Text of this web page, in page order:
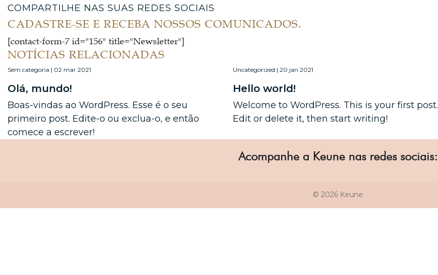
COMPARTILHE NAS SUAS REDES SOCIAIS
CADASTRE-SE E RECEBA NOSSOS COMUNICADOS.
[contact-form-7 id="156" title="Newsletter"]
NOTÍCIAS RELACIONADAS
Sem categoria | 02 mar 2021
Olá, mundo!
Boas-vindas ao WordPress. Esse é o seu
primeiro post. Edite-o ou exclua-o, e então
comece a escrever!
Uncategorized | 20 jan 2021
Hello world!
Welcome to WordPress. This is your first post.
Edit or delete it, then start writing!
Acompanhe a Keune nas redes sociais:
© 2026 Keune